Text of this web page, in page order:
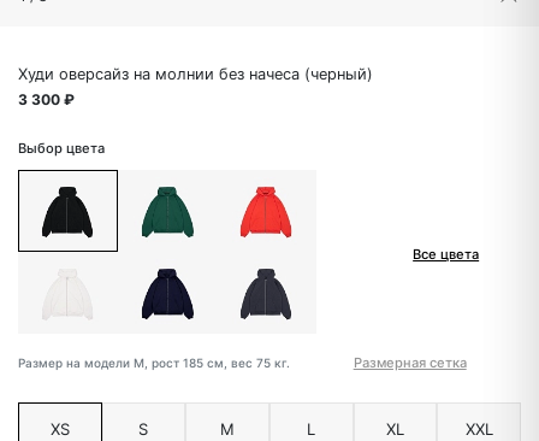
Худи оверсайз на молнии без начеса (черный)
3 300 ₽
Выбор цвета
Все цвета
Размер на модели M, рост 185 см, вес 75 кг. Размерная сетка
XS S M L XL XXL